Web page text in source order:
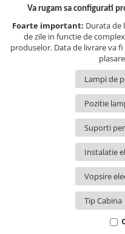
Magnum
Premium
T Line
Scania R S G P Next
Volvo FH 2 Euro 4
Volvo FH 3 Euro 5
Lumini, Becuri, Proiectoare
Accesorii iluminare LED
Va rugam sa configurati
Foarte important: Durata de
de zile in functie de
produselor. Data de livrare va